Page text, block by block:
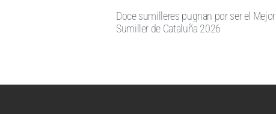
Doce sumilleres pugnan por ser el Mejor
Sumiller de Cataluña 2026